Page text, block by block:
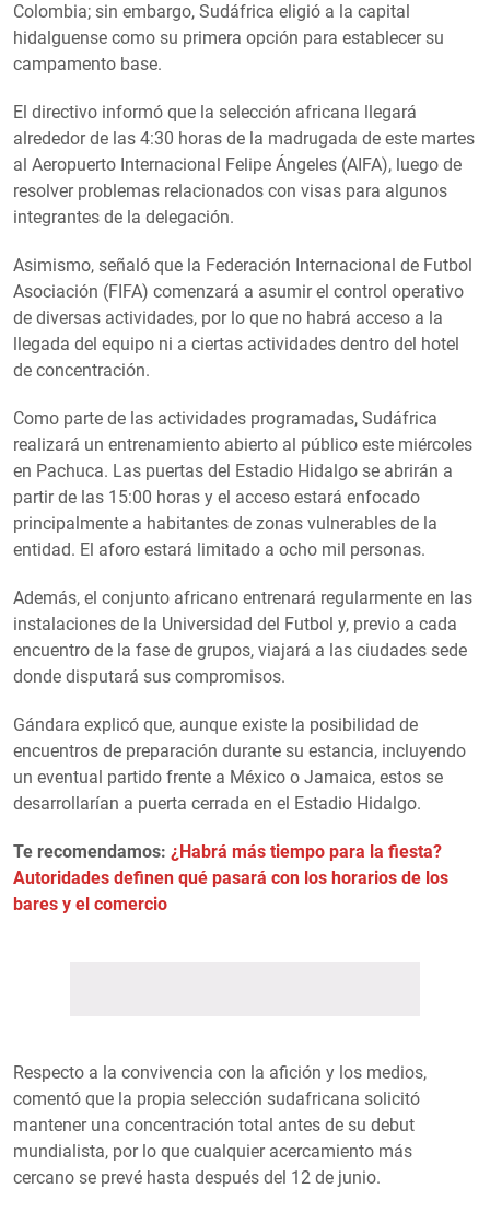
Colombia; sin embargo, Sudáfrica eligió a la capital
hidalguense como su primera opción para establecer su
campamento base.
El directivo informó que la selección africana llegará
alrededor de las 4:30 horas de la madrugada de este martes
al Aeropuerto Internacional Felipe Ángeles (AIFA), luego de
resolver problemas relacionados con visas para algunos
integrantes de la delegación.
Asimismo, señaló que la Federación Internacional de Futbol
Asociación (FIFA) comenzará a asumir el control operativo
de diversas actividades, por lo que no habrá acceso a la
llegada del equipo ni a ciertas actividades dentro del hotel
de concentración.
Como parte de las actividades programadas, Sudáfrica
realizará un entrenamiento abierto al público este miércoles
en Pachuca. Las puertas del Estadio Hidalgo se abrirán a
partir de las 15:00 horas y el acceso estará enfocado
principalmente a habitantes de zonas vulnerables de la
entidad. El aforo estará limitado a ocho mil personas.
Además, el conjunto africano entrenará regularmente en las
instalaciones de la Universidad del Futbol y, previo a cada
encuentro de la fase de grupos, viajará a las ciudades sede
donde disputará sus compromisos.
Gándara explicó que, aunque existe la posibilidad de
encuentros de preparación durante su estancia, incluyendo
un eventual partido frente a México o Jamaica, estos se
desarrollarían a puerta cerrada en el Estadio Hidalgo.
Te recomendamos: ¿Habrá más tiempo para la fiesta?
Autoridades definen qué pasará con los horarios de los
bares y el comercio
Respecto a la convivencia con la afición y los medios,
comentó que la propia selección sudafricana solicitó
mantener una concentración total antes de su debut
mundialista, por lo que cualquier acercamiento más
cercano se prevé hasta después del 12 de junio.